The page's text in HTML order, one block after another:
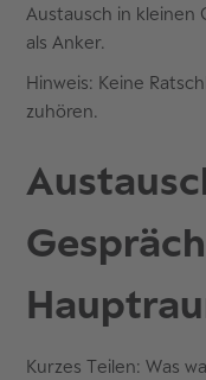
Austausch in kleinen
als Anker.
Hinweis: Keine
zuhören.
Kurzes Teilen: Was